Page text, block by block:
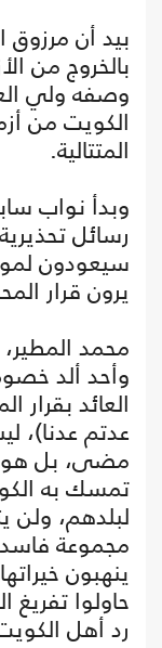
بيد أن
بالخروج من
وصفه ولي
الكويت من
المتتالية.
وبدأ نواب
رسائل
سيعودون
يرون قرار
محمد
وأحد ألد
العائد
عدتم عدنا)،
مضى، بل
تمسك به
لبلدهم، ولن
مجموعة
ينهبون
حاولوا
رد أهل